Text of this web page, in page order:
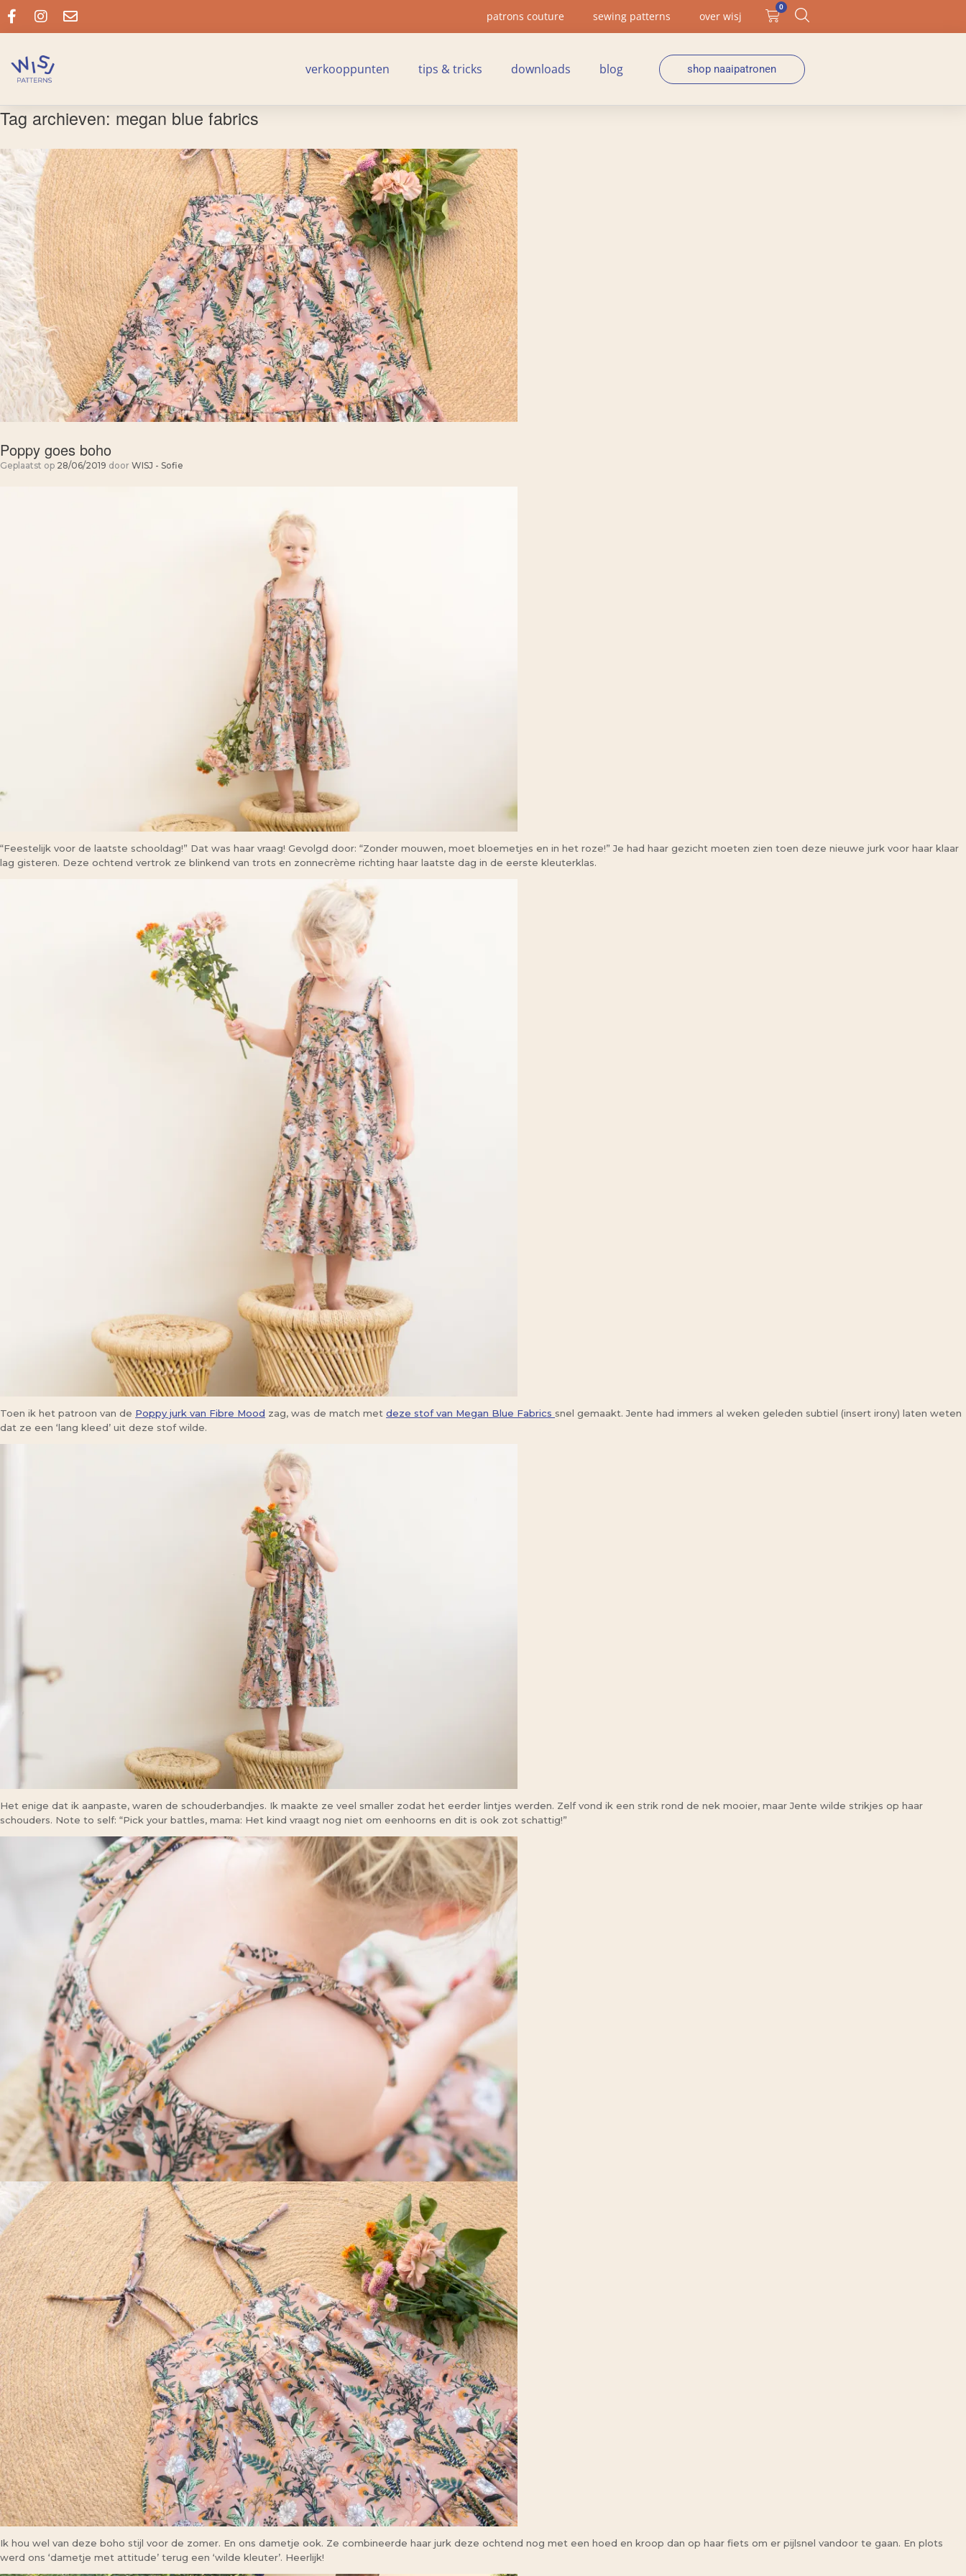
patrons couture sewing patterns over wisj
0
verkooppunten tips & tricks downloads blog shop naaipatronen
Tag archieven: megan blue fabrics
Poppy goes boho
Geplaatst op 28/06/2019 door WISJ - Sofie
“Feestelijk voor de laatste schooldag!” Dat was haar vraag! Gevolgd door: “Zonder mouwen, moet bloemetjes en in het roze!” Je had haar gezicht moeten zien toen deze nieuwe jurk voor haar klaar
lag gisteren. Deze ochtend vertrok ze blinkend van trots en zonnecrème richting haar laatste dag in de eerste kleuterklas.
Toen ik het patroon van de Poppy jurk van Fibre Mood zag, was de match met deze stof van Megan Blue Fabrics snel gemaakt. Jente had immers al weken geleden subtiel (insert irony) laten weten
dat ze een ‘lang kleed’ uit deze stof wilde.
Het enige dat ik aanpaste, waren de schouderbandjes. Ik maakte ze veel smaller zodat het eerder lintjes werden. Zelf vond ik een strik rond de nek mooier, maar Jente wilde strikjes op haar
schouders. Note to self: “Pick your battles, mama: Het kind vraagt nog niet om eenhoorns en dit is ook zot schattig!”
Ik hou wel van deze boho stijl voor de zomer. En ons dametje ook. Ze combineerde haar jurk deze ochtend nog met een hoed en kroop dan op haar fiets om er pijlsnel vandoor te gaan. En plots
werd ons ‘dametje met attitude’ terug een ‘wilde kleuter’. Heerlijk!